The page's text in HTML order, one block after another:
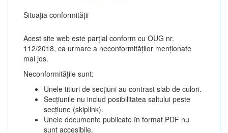
Situația conformității
Acest site web este parțial conform cu OUG nr.
112/2018, ca urmare a neconformităților menționate
mai jos.
Neconformitățile sunt:
Unele titluri de secțiuni au contrast slab de culori.
Secțiunile nu includ posibilitatea saltului peste
secțiune (skiplink).
Unele documente publicate în format PDF nu
sunt accesibile.